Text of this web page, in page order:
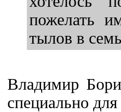
пожелать
тылов в
Владимир
специально